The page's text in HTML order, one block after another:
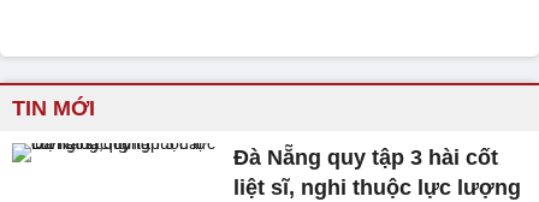
TIN MỚI
Đà Nẵng quy tập 3 hài cốt
liệt sĩ, nghi thuộc lực lượng